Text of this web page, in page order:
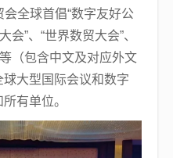
全球首倡“数字友好公
会”、“世界数贸大会”、
（包含中文及对应外文
大型国际会议和数字
有单位。